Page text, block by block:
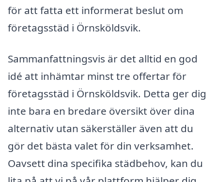
för att fatta ett informerat beslut om
företagsstäd i Örnsköldsvik.
Sammanfattningsvis är det alltid en god
idé att inhämtar minst tre offertar för
företagsstäd i Örnsköldsvik. Detta ger dig
inte bara en bredare översikt över dina
alternativ utan säkerställer även att du
gör det bästa valet för din verksamhet.
Oavsett dina specifika städbehov, kan du